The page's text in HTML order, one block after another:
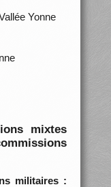
Yonne
mixtes
militaires :